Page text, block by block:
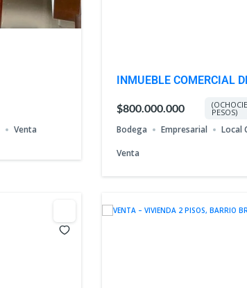
Venta
INMUEBLE COMERCIAL
$800.000.000
PESOS)
Bodega Empresarial
Local
Venta